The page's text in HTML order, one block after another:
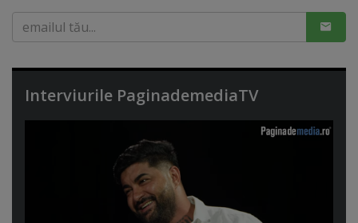
Interviurile PaginademediaTV